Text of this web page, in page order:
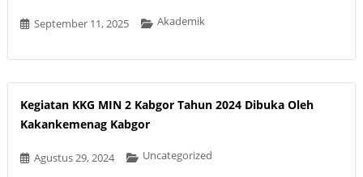
September 11, 2025 Akademik
Kegiatan KKG MIN 2 Kabgor Tahun 2024 Dibuka Oleh
Kakankemenag Kabgor
Agustus 29, 2024 Uncategorized